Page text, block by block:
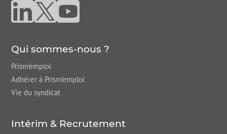
Nous suivre sur linkedin
Nous suivre sur twitter
Nous suivre sur youtube
Qui sommes-nous ?
Prism'emploi
Adhérer à Prism’emploi
Vie du syndicat
Intérim & Recrutement